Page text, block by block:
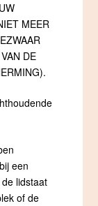
MEER
DE
een
lidstaat
of de